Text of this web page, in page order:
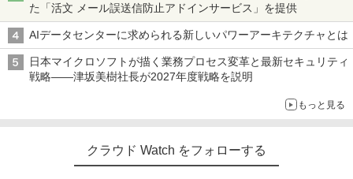
た「活文 メール誤送信防止アドインサービス」を提供
AIデータセンターに求められる新しいパワーアーキテクチャとは
日本マイクロソフトが描く業務プロセス変革と最新セキュリティ
戦略――津坂美樹社長が2027年度戦略を説明
もっと見る
クラウド Watch をフォローする